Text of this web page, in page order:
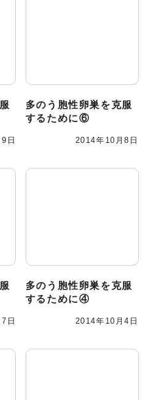
日
多のう胞性卵巣を克服
するために⑥
2014年10月8日
日
多のう胞性卵巣を克服
するために④
2014年10月4日